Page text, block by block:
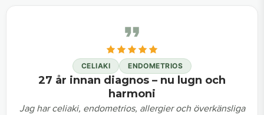
CELIAKI ENDOMETRIOS
27 år innan diagnos – nu lugn och
harmoni
Jag har celiaki, endometrios, allergier och överkänsliga